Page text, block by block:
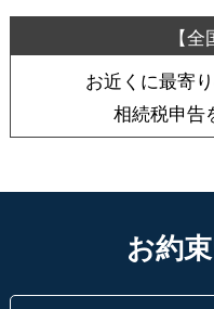
お近くに最寄
相続税申告
お約